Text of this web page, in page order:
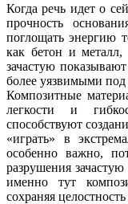
Когда речь идет о
прочность
поглощать энергию
как бетон и
зачастую
более уязвимыми под
Композитные
легкости и
способствуют
«играть» в
особенно важно,
разрушения
именно тут
сохраняя